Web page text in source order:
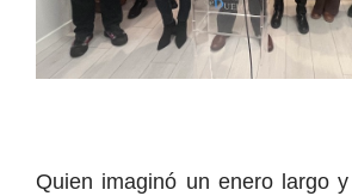
Quien imaginó un enero largo